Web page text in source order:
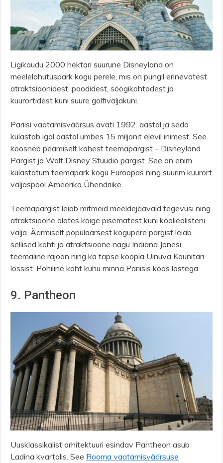
Ligikaudu 2000 hektari suurune Disneyland on
meelelahutuspark kogu perele, mis on pungil erinevatest
atraktsioonidest, poodidest, söögikohtadest ja
kuurortidest kuni suure golfiväljakuni.
Pariisi vaatamisväärsus avati 1992. aastal ja seda
külastab igal aastal umbes 15 miljonit elevil inimest. See
koosneb peamiselt kahest teemapargist – Disneyland
Pargist ja Walt Disney Stuudio pargist. See on enim
külastatum teemapark kogu Euroopas ning suurim kuurort
väljaspool Ameerika Ühendriike.
Teemapargist leiab mitmeid meeldejäävaid tegevusi ning
atraktsioone alates kõige pisematest kuni kooliealisteni
välja. Äärmiselt populaarsest kogupere pargist leiab
sellised kohti ja atraktsioone nagu Indiana Jonesi
teemaline rajoon ning ka täpse koopia Uinuva Kaunitari
lossist. Põhiline koht kuhu minna Pariisis koos lastega.
9. Pantheon
Uusklassikalist arhitektuuri esindav Pantheon asub
Ladina kvartalis. See Rooma vaatamisväärsuse